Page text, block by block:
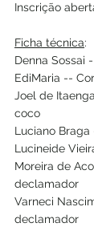
Inscrição
Ficha técnica:
Denna Sossai
EdiMaria --
Joel de
coco
Luciano
Lucineide
Moreira de
declamador
Varneci
declamador